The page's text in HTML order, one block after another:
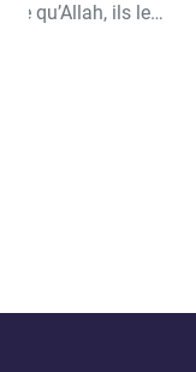
qu’Allah, ils le